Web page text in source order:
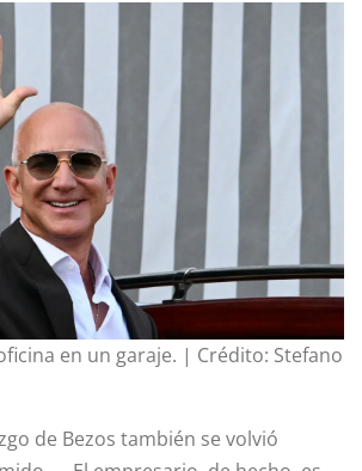
en un garaje. | Crédito: Stefano
de Bezos también se volvió